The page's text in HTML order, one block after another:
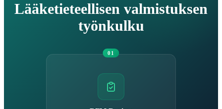
Lääketieteellisen valmistuksen
työnkulku
01